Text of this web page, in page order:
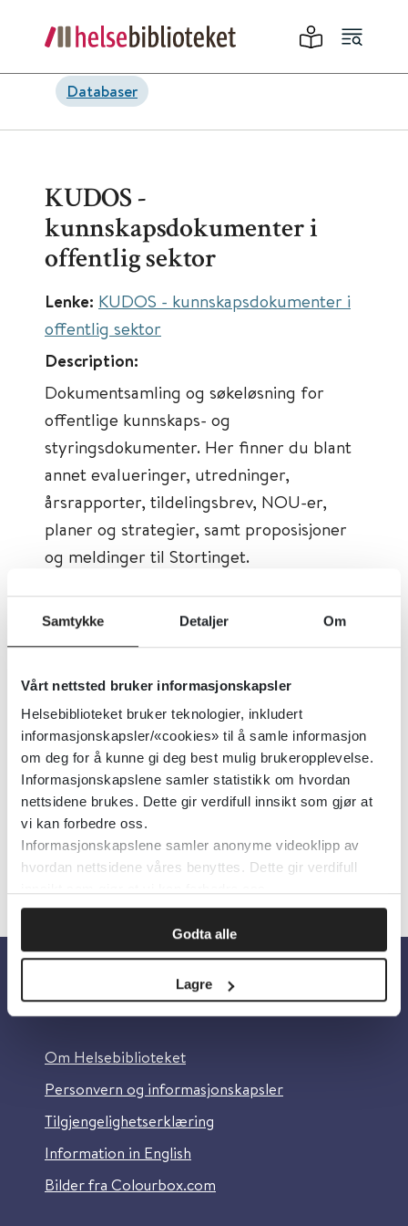
Samtykke Detaljer Om
Vårt nettsted bruker informasjonskapsler
Helsebiblioteket bruker teknologier, inkludert
informasjonskapsler/«cookies» til å samle informasjon
om deg for å kunne gi deg best mulig brukeropplevelse.
Informasjonskapslene samler statistikk om hvordan
nettsidene brukes. Dette gir verdifull innsikt som gjør at
vi kan forbedre oss.
Informasjonskapslene samler anonyme videoklipp av
hvordan nettsidene våres benyttes. Dette gir verdifull
Godta alle
Lagre
Databaser
KUDOS -
kunnskapsdokumenter i
offentlig sektor
Lenke: KUDOS - kunnskapsdokumenter i
offentlig sektor
Description:
Dokumentsamling og søkeløsning for
offentlige kunnskaps- og
styringsdokumenter. Her finner du blant
annet evalueringer, utredninger,
årsrapporter, tildelingsbrev, NOU-er,
planer og strategier, samt proposisjoner
og meldinger til Stortinget.
Dokumenttype: Databaser
(Departementenes Sikkerhets- og
Serviceorganisasjon), DFØ (Direktoratet
for økonomistyring)
Språk:Norsk
Om oss
Om Helsebiblioteket
Personvern og informasjonskapsler
Tilgjengelighetserklæring
Information in English
Bilder fra Colourbox.com